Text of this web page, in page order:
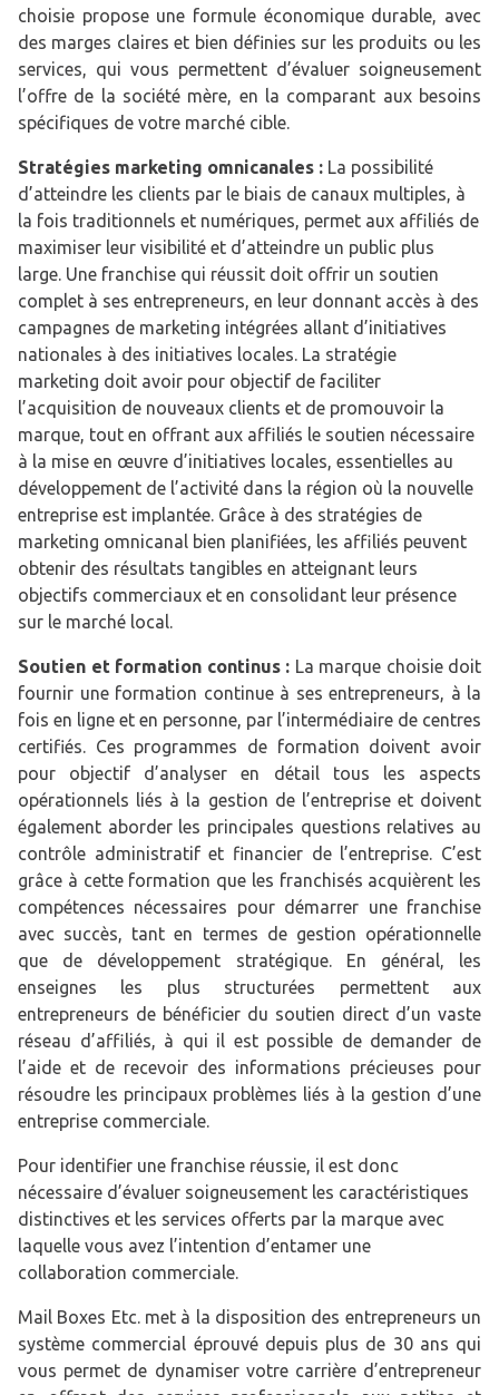
choisie propose une formule économique durable, avec
des marges claires et bien définies sur les produits ou les
services, qui vous permettent d’évaluer soigneusement
l’offre de la société mère, en la comparant aux besoins
spécifiques de votre marché cible.
Stratégies marketing omnicanales : La possibilité
d’atteindre les clients par le biais de canaux multiples, à
la fois traditionnels et numériques, permet aux affiliés de
maximiser leur visibilité et d’atteindre un public plus
large. Une franchise qui réussit doit offrir un soutien
complet à ses entrepreneurs, en leur donnant accès à des
campagnes de marketing intégrées allant d’initiatives
nationales à des initiatives locales. La stratégie
marketing doit avoir pour objectif de faciliter
l’acquisition de nouveaux clients et de promouvoir la
marque, tout en offrant aux affiliés le soutien nécessaire
à la mise en œuvre d’initiatives locales, essentielles au
développement de l’activité dans la région où la nouvelle
entreprise est implantée. Grâce à des stratégies de
marketing omnicanal bien planifiées, les affiliés peuvent
obtenir des résultats tangibles en atteignant leurs
objectifs commerciaux et en consolidant leur présence
sur le marché local.
Soutien et formation continus : La marque choisie doit
fournir une formation continue à ses entrepreneurs, à la
fois en ligne et en personne, par l’intermédiaire de centres
certifiés. Ces programmes de formation doivent avoir
pour objectif d’analyser en détail tous les aspects
opérationnels liés à la gestion de l’entreprise et doivent
également aborder les principales questions relatives au
contrôle administratif et financier de l’entreprise. C’est
grâce à cette formation que les franchisés acquièrent les
compétences nécessaires pour démarrer une franchise
avec succès, tant en termes de gestion opérationnelle
que de développement stratégique. En général, les
enseignes les plus structurées permettent aux
entrepreneurs de bénéficier du soutien direct d’un vaste
réseau d’affiliés, à qui il est possible de demander de
l’aide et de recevoir des informations précieuses pour
résoudre les principaux problèmes liés à la gestion d’une
entreprise commerciale.
Pour identifier une franchise réussie, il est donc
nécessaire d’évaluer soigneusement les caractéristiques
distinctives et les services offerts par la marque avec
laquelle vous avez l’intention d’entamer une
collaboration commerciale.
Mail Boxes Etc. met à la disposition des entrepreneurs un
système commercial éprouvé depuis plus de 30 ans qui
vous permet de dynamiser votre carrière d’entrepreneur